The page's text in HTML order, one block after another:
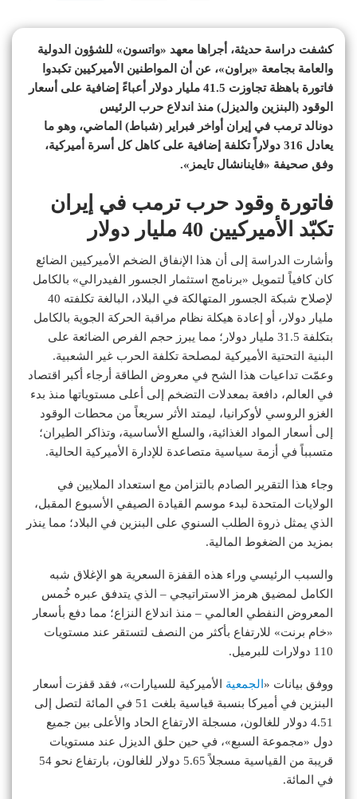
كشفت دراسة حديثة، أجراها معهد «واتسون» للشؤون الدولية
والعامة بجامعة «براون»، عن أن المواطنين الأميركيين تكبدوا
فاتورة باهظة تجاوزت 41.5 مليار دولار أعباءً إضافية على أسعار
الوقود (البنزين والديزل) منذ اندلاع حرب الرئيس
دونالد ترمب في إيران أواخر فبراير (شباط) الماضي، وهو ما
يعادل 316 دولاراً تكلفة إضافية على كاهل كل أسرة أميركية،
وفق صحيفة «فاينانشال تايمز».
فاتورة وقود حرب ترمب في إيران
تكبّد الأميركيين 40 مليار دولار
وأشارت الدراسة إلى أن هذا الإنفاق الضخم الأميركيين الضائع
كان كافياً لتمويل «برنامج استثمار الجسور الفيدرالي» بالكامل
لإصلاح شبكة الجسور المتهالكة في البلاد، البالغة تكلفته 40
مليار دولار، أو إعادة هيكلة نظام مراقبة الحركة الجوية بالكامل
بتكلفة 31.5 مليار دولار؛ مما يبرز حجم الفرص الضائعة على
البنية التحتية الأميركية لمصلحة تكلفة الحرب غير الشعبية.
وعمّت تداعيات هذا الشح في معروض الطاقة أرجاء أكبر اقتصاد
في العالم، دافعة بمعدلات التضخم إلى أعلى مستوياتها منذ بدء
الغزو الروسي لأوكرانيا، ليمتد الأثر سريعاً من محطات الوقود
إلى أسعار المواد الغذائية، والسلع الأساسية، وتذاكر الطيران؛
متسبباً في أزمة سياسية متصاعدة للإدارة الأميركية الحالية.
وجاء هذا التقرير الصادم بالتزامن مع استعداد الملايين في
الولايات المتحدة لبدء موسم القيادة الصيفي الأسبوع المقبل،
الذي يمثل ذروة الطلب السنوي على البنزين في البلاد؛ مما ينذر
بمزيد من الضغوط المالية.
والسبب الرئيسي وراء هذه القفزة السعرية هو الإغلاق شبه
الكامل لمضيق هرمز الاستراتيجي – الذي يتدفق عبره خُمس
المعروض النفطي العالمي – منذ اندلاع النزاع؛ مما دفع بأسعار
«خام برنت» للارتفاع بأكثر من النصف لتستقر عند مستويات
110 دولارات للبرميل.
ووفق بيانات « الجمعية الأميركية للسيارات»، فقد قفزت أسعار
البنزين في أميركا بنسبة قياسية بلغت 51 في المائة لتصل إلى
4.51 دولار للغالون، مسجلة الارتفاع الحاد والأعلى بين جميع
دول «مجموعة السبع»، في حين حلق الديزل عند مستويات
قريبة من القياسية مسجلاً 5.65 دولار للغالون، بارتفاع نحو 54
في المائة.